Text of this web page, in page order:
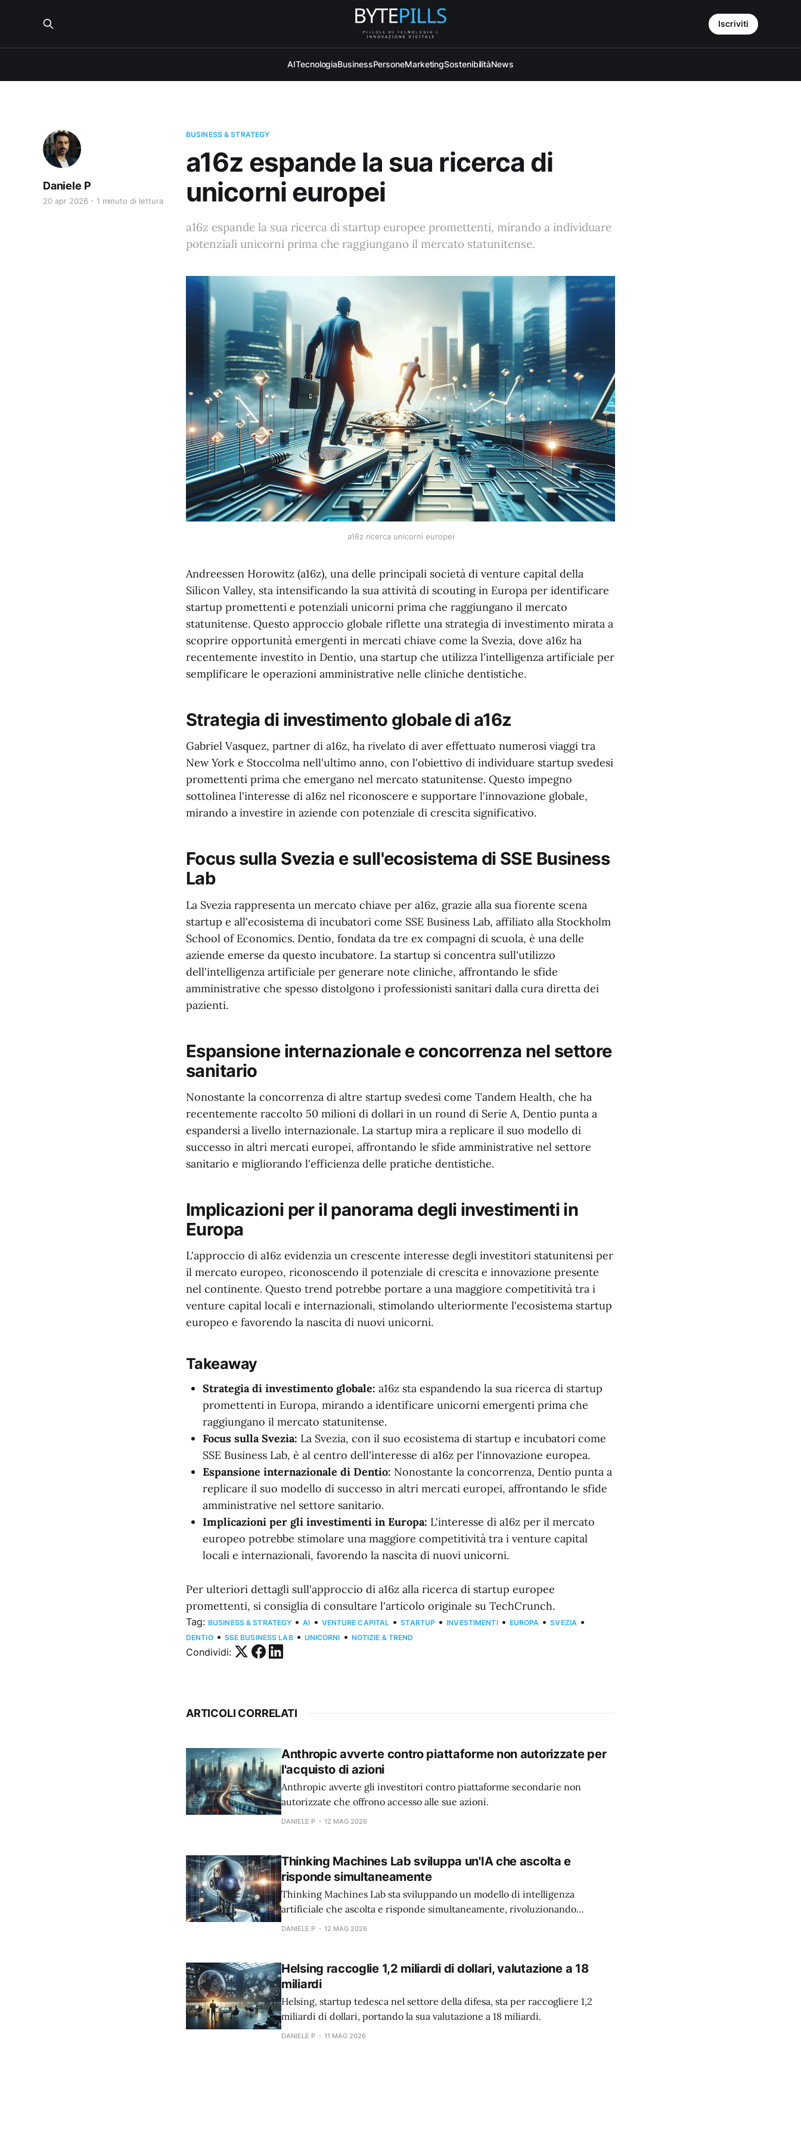
AITecnologiaBusinessPersoneMarketingSostenibilitàNews
Iscriviti
BUSINESS & STRATEGY
a16z espande la sua ricerca di
unicorni europei
a16z espande la sua ricerca di startup europee promettenti, mirando a individuare
potenziali unicorni prima che raggiungano il mercato statunitense.
Daniele P
20 apr 2026 1 minuto di lettura
a16z ricerca unicorni europei
Andreessen Horowitz (a16z), una delle principali società di venture capital della
Silicon Valley, sta intensificando la sua attività di scouting in Europa per identificare
startup promettenti e potenziali unicorni prima che raggiungano il mercato
statunitense. Questo approccio globale riflette una strategia di investimento mirata a
scoprire opportunità emergenti in mercati chiave come la Svezia, dove a16z ha
recentemente investito in Dentio, una startup che utilizza l'intelligenza artificiale per
semplificare le operazioni amministrative nelle cliniche dentistiche.
Strategia di investimento globale di a16z
Gabriel Vasquez, partner di a16z, ha rivelato di aver effettuato numerosi viaggi tra
New York e Stoccolma nell'ultimo anno, con l'obiettivo di individuare startup svedesi
promettenti prima che emergano nel mercato statunitense. Questo impegno
sottolinea l'interesse di a16z nel riconoscere e supportare l'innovazione globale,
mirando a investire in aziende con potenziale di crescita significativo.
Focus sulla Svezia e sull'ecosistema di SSE Business
Lab
La Svezia rappresenta un mercato chiave per a16z, grazie alla sua fiorente scena
startup e all'ecosistema di incubatori come SSE Business Lab, affiliato alla Stockholm
School of Economics. Dentio, fondata da tre ex compagni di scuola, è una delle
aziende emerse da questo incubatore. La startup si concentra sull'utilizzo
dell'intelligenza artificiale per generare note cliniche, affrontando le sfide
amministrative che spesso distolgono i professionisti sanitari dalla cura diretta dei
pazienti.
Espansione internazionale e concorrenza nel settore
sanitario
Nonostante la concorrenza di altre startup svedesi come Tandem Health, che ha
recentemente raccolto 50 milioni di dollari in un round di Serie A, Dentio punta a
espandersi a livello internazionale. La startup mira a replicare il suo modello di
successo in altri mercati europei, affrontando le sfide amministrative nel settore
sanitario e migliorando l'efficienza delle pratiche dentistiche.
Implicazioni per il panorama degli investimenti in
Europa
L'approccio di a16z evidenzia un crescente interesse degli investitori statunitensi per
il mercato europeo, riconoscendo il potenziale di crescita e innovazione presente
nel continente. Questo trend potrebbe portare a una maggiore competitività tra i
venture capital locali e internazionali, stimolando ulteriormente l'ecosistema startup
europeo e favorendo la nascita di nuovi unicorni.
Takeaway
Strategia di investimento globale: a16z sta espandendo la sua ricerca di startup
promettenti in Europa, mirando a identificare unicorni emergenti prima che
raggiungano il mercato statunitense.
Focus sulla Svezia: La Svezia, con il suo ecosistema di startup e incubatori come
SSE Business Lab, è al centro dell'interesse di a16z per l'innovazione europea.
Espansione internazionale di Dentio: Nonostante la concorrenza, Dentio punta a
replicare il suo modello di successo in altri mercati europei, affrontando le sfide
amministrative nel settore sanitario.
Implicazioni per gli investimenti in Europa: L'interesse di a16z per il mercato
europeo potrebbe stimolare una maggiore competitività tra i venture capital
locali e internazionali, favorendo la nascita di nuovi unicorni.
Per ulteriori dettagli sull'approccio di a16z alla ricerca di startup europee
promettenti, si consiglia di consultare l'articolo originale su TechCrunch.
Tag: BUSINESS & STRATEGY • AI • VENTURE CAPITAL • STARTUP • INVESTIMENTI • EUROPA • SVEZIA •
DENTIO • SSE BUSINESS LAB • UNICORNI • NOTIZIE & TREND
Condividi:
ARTICOLI CORRELATI
Anthropic avverte contro piattaforme non autorizzate per
l'acquisto di azioni
Anthropic avverte gli investitori contro piattaforme secondarie non
autorizzate che offrono accesso alle sue azioni.
DANIELE P 12 MAG 2026
Thinking Machines Lab sviluppa un'IA che ascolta e
risponde simultaneamente
Thinking Machines Lab sta sviluppando un modello di intelligenza
artificiale che ascolta e risponde simultaneamente, rivoluzionando
l'interazione uomo-macchina.
DANIELE P 12 MAG 2026
Helsing raccoglie 1,2 miliardi di dollari, valutazione a 18
miliardi
Helsing, startup tedesca nel settore della difesa, sta per raccogliere 1,2
miliardi di dollari, portando la sua valutazione a 18 miliardi.
DANIELE P 11 MAG 2026